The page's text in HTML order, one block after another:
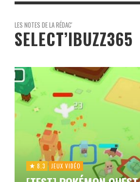
LES NOTES DE LA RÉDAC'
SELECT’IBUZZ365
8.3 JEUX VIDÉO